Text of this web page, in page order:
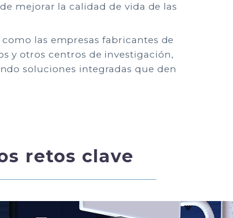
mejorar la calidad de vida de las
las empresas fabricantes de
y otros centros de investigación,
soluciones integradas que den
retos clave